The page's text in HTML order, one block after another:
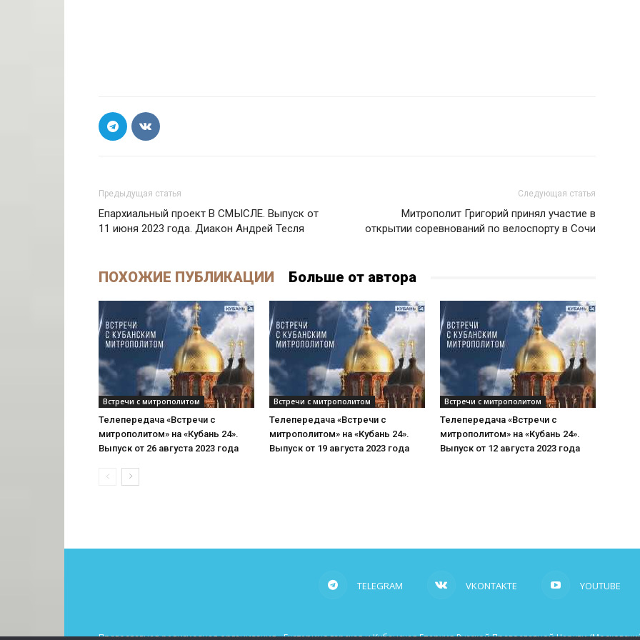
Предыдущая статья
Епархиальный проект В СМЫСЛЕ. Выпуск от
11 июня 2023 года. Диакон Андрей Тесля
Следующая статья
Митрополит Григорий принял участие в
открытии соревнований по велоспорту в Сочи
ПОХОЖИЕ ПУБЛИКАЦИИ Больше от автора
Встречи с митрополитом
Телепередача «Встречи с
митрополитом» на «Кубань 24».
Выпуск от 26 августа 2023 года
Встречи с митрополитом
Телепередача «Встречи с
митрополитом» на «Кубань 24».
Выпуск от 19 августа 2023 года
Встречи с митрополитом
Телепередача «Встречи с
митрополитом» на «Кубань 24».
Выпуск от 12 августа 2023 года
TELEGRAM VKONTAKTE YOUTUBE
Православная религиозная организация «Екатеринодарская и Кубанская Епархия Русской Православной Церкви